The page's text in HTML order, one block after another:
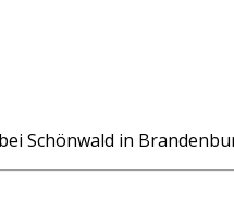
Schönwald in